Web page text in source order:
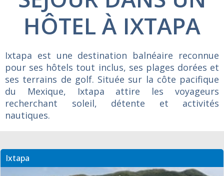
HÔTEL À IXTAPA
Ixtapa est une destination balnéaire reconnue
pour ses hôtels tout inclus, ses plages dorées et
ses terrains de golf. Située sur la côte pacifique
du Mexique, Ixtapa attire les voyageurs
recherchant soleil, détente et activités
nautiques.
Ixtapa